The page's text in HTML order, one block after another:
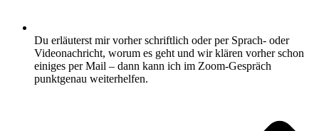
Du erläuterst mir vorher schriftlich oder per Sprach- oder
Videonachricht, worum es geht und wir klären vorher schon
einiges per Mail – dann kann ich im Zoom-Gespräch
punktgenau weiterhelfen.